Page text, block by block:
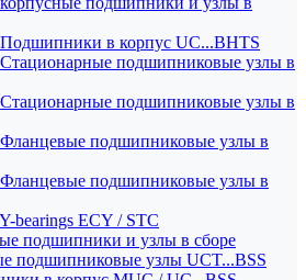
в корпус UC...BHTS
подшипниковые узлы в
подшипниковые узлы в
подшипниковые узлы в
подшипниковые узлы в
bearings ECY / STC
подшипники и узлы в сборе
подшипниковые узлы UCT...BSS